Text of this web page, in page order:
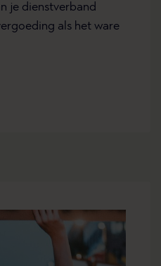
je dienstverband
als het ware